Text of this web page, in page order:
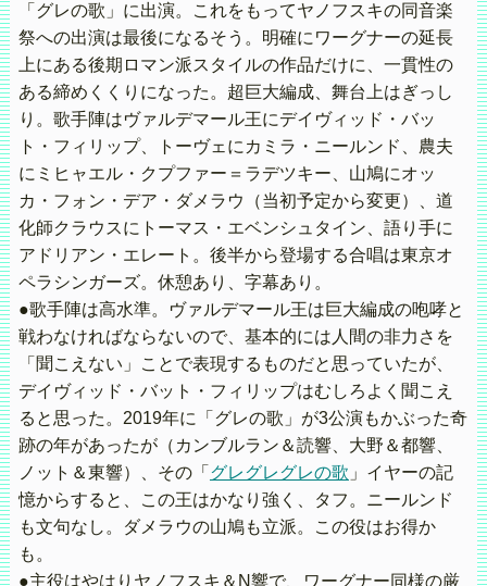
「グレの歌」に出演。これをもってヤノフスキの同音楽
祭への出演は最後になるそう。明確にワーグナーの延長
上にある後期ロマン派スタイルの作品だけに、一貫性の
ある締めくくりになった。超巨大編成、舞台上はぎっし
り。歌手陣はヴァルデマール王にデイヴィッド・バッ
ト・フィリップ、トーヴェにカミラ・ニールンド、農夫
にミヒャエル・クプファー＝ラデツキー、山鳩にオッ
カ・フォン・デア・ダメラウ（当初予定から変更）、道
化師クラウスにトーマス・エベンシュタイン、語り手に
アドリアン・エレート。後半から登場する合唱は東京オ
ペラシンガーズ。休憩あり、字幕あり。
●歌手陣は高水準。ヴァルデマール王は巨大編成の咆哮と
戦わなければならないので、基本的には人間の非力さを
「聞こえない」ことで表現するものだと思っていたが、
デイヴィッド・バット・フィリップはむしろよく聞こえ
ると思った。2019年に「グレの歌」が3公演もかぶった奇
跡の年があったが（カンブルラン＆読響、大野＆都響、
ノット＆東響）、その「 グレグレグレの歌 」イヤーの記
憶からすると、この王はかなり強く、タフ。ニールンド
も文句なし。ダメラウの山鳩も立派。この役はお得か
も。
●主役はやはりヤノフスキ＆N響で、ワーグナー同様の厳